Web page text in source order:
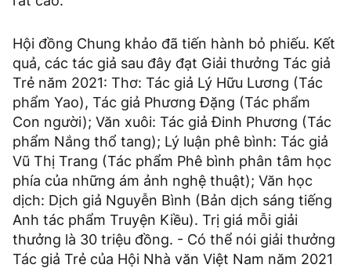
Hội đồng Chung khảo đã tiến hành bỏ phiếu. Kết
quả, các tác giả sau đây đạt Giải thưởng Tác giả
Trẻ năm 2021: Thơ: Tác giả Lý Hữu Lương (Tác
phẩm Yao), Tác giả Phương Đặng (Tác phẩm
Con người); Văn xuôi: Tác giả Đinh Phương (Tác
phẩm Nắng thổ tang); Lý luận phê bình: Tác giả
Vũ Thị Trang (Tác phẩm Phê bình phân tâm học
phía của những ám ảnh nghệ thuật); Văn học
dịch: Dịch giả Nguyễn Bình (Bản dịch sáng tiếng
Anh tác phẩm Truyện Kiều). Trị giá mỗi giải
thưởng là 30 triệu đồng. - Có thể nói giải thưởng
Tác giả Trẻ của Hội Nhà văn Việt Nam năm 2021